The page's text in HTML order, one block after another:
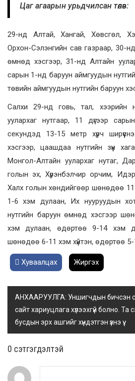
Цаг агаарын урьдчилсан төлөв:
29-нд Алтай, Хангай, Хөвсгөл,
Орхон-Сэлэнгийн сав газраар, 30-нд
өмнөд хэсгээр, 31-нд Алтайн
сарын 1-нд баруун аймгуудын
төвийн аймгуудын нутгийн баруун
Салхи 29-нд говь, тал, хээрийн
уулархаг нутгаар, 11 дүгээр
секундэд 13-15 метр хүрч
хэсгээр, цаашдаа нутгийн зүүн
Монгол-Алтайн уулархаг нутаг,
голын эх, Хүрэнбэлчир орчим,
Халх голын хөндийгөөр шөнөдөө
1-6 хэм дулаан, Их нууруудын
нутгийн баруун өмнөд хэсгээр
хэм дулаан, өдөртөө 9-14 хэм
шөнөдөө 6-11 хэм хүйтэн, өдөртөө
Хуваалцах Жиргэх
АНХААРУУЛГА: Уншигчдын бичсэн
сайт хариуцлага хүлээхгүй болно. Та
бусдын эрх ашгийг хүндэтгэн үзнэ үү.
0 cэтгэгдэлтэй